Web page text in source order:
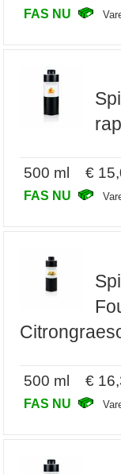
FAS NU
500 ml €
FAS NU
500 ml €
FAS NU